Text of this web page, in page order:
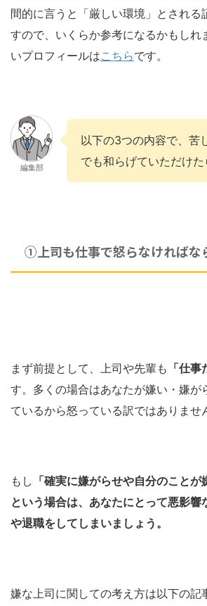
間的に言うと「厳しい環境」とされる
すので、いくらか参考になるかもしれ
いプロフィールはこちらです。
編集部
以下の3つの内容で、苦
でも和らげていただけた
①上司も仕事で怒らなければな
まず前提として、上司や先輩も 「仕事
す。多くの場合はあなたが嫌い・嫌が
ているから怒っている訳ではありませ
もし 「確実に嫌がらせや自分のことが
という場合は、あなたにとって悪影響
や退職をしてしまいましょう。
嫌な上司に関しての考え方は以下の記